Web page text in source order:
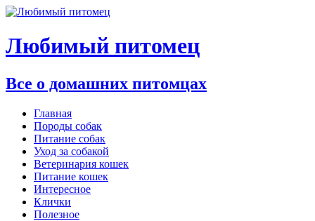
Любимый питомец
Все о домашних питомцах
Главная
Породы собак
Питание собак
Уход за собакой
Ветеринария кошек
Питание кошек
Интересное
Клички
Полезное